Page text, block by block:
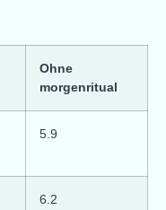
Ohne
morgenritual
5.9
6.2